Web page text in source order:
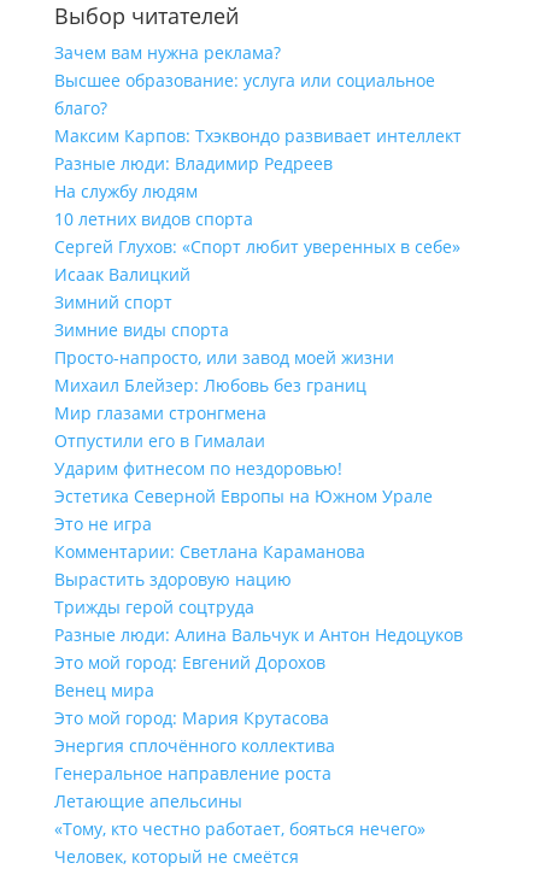
Выбор читателей
Зачем вам нужна реклама?
Высшее образование: услуга или социальное
благо?
Максим Карпов: Тхэквондо развивает интеллект
Разные люди: Владимир Редреев
На службу людям
10 летних видов спорта
Сергей Глухов: «Спорт любит уверенных в себе»
Исаак Валицкий
Зимний спорт
Зимние виды спорта
Просто-напросто, или завод моей жизни
Михаил Блейзер: Любовь без границ
Мир глазами стронгмена
Отпустили его в Гималаи
Ударим фитнесом по нездоровью!
Эстетика Северной Европы на Южном Урале
Это не игра
Комментарии: Светлана Караманова
Вырастить здоровую нацию
Трижды герой соцтруда
Разные люди: Алина Вальчук и Антон Недоцуков
Это мой город: Евгений Дорохов
Венец мира
Это мой город: Мария Крутасова
Энергия сплочённого коллектива
Генеральное направление роста
Летающие апельсины
«Тому, кто честно работает, бояться нечего»
Человек, который не смеётся